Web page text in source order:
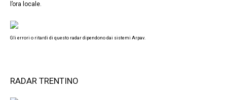
l’ora locale.
Gli errori o ritardi di questo radar dipendono dai sistemi Arpav.
RADAR TRENTINO